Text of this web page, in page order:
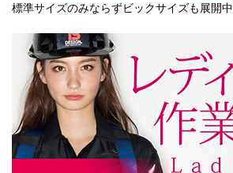
標準サイズのみならずビックサイズも展開中